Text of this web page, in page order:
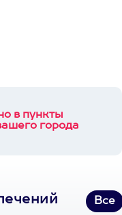
в пункты
города
Все